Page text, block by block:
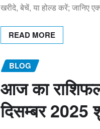
खरीदे, बेचें, या होल्ड करें; जानिए
READ MORE
BLOG
आज का
दिसम्बर 2025